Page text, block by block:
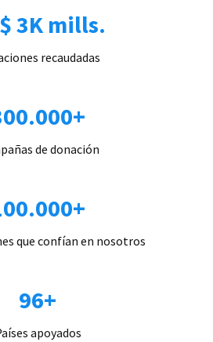
3K mills.
recaudadas
de donación
que confían en nosotros
96+
apoyados